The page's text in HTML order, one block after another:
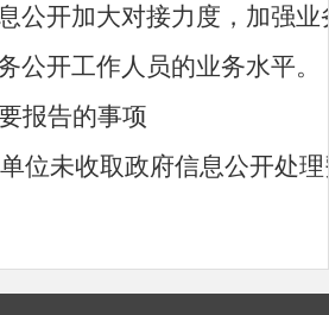
公开加大对接力度，加强
公开工作人员的业务水平。
报告的事项
位未收取政府信息公开处